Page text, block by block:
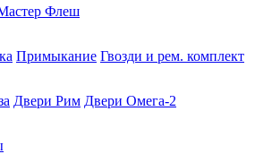
Флеш
Примыкание Гвозди и рем. комплект
Двери Рим Двери Омега-2